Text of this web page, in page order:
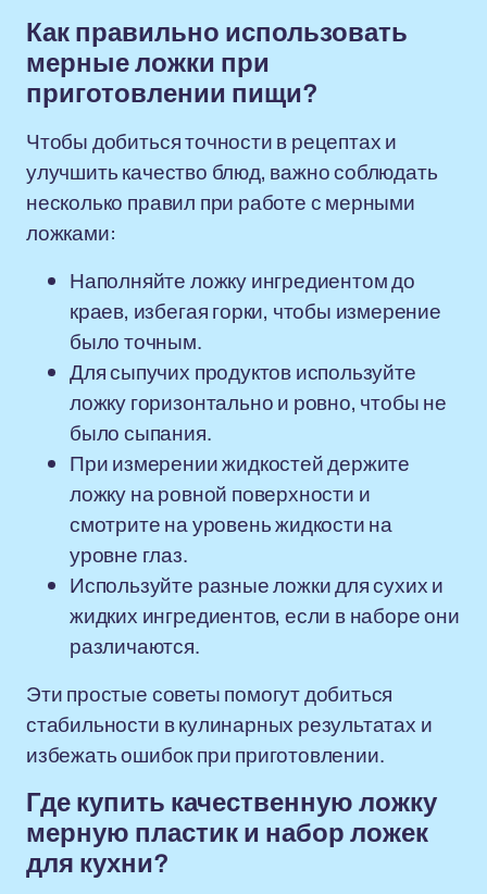
Как правильно использовать
мерные ложки при
приготовлении пищи?
Чтобы добиться точности в рецептах и
улучшить качество блюд, важно соблюдать
несколько правил при работе с мерными
ложками:
Наполняйте ложку ингредиентом до
краев, избегая горки, чтобы измерение
было точным.
Для сыпучих продуктов используйте
ложку горизонтально и ровно, чтобы не
было сыпания.
При измерении жидкостей держите
ложку на ровной поверхности и
смотрите на уровень жидкости на
уровне глаз.
Используйте разные ложки для сухих и
жидких ингредиентов, если в наборе они
различаются.
Эти простые советы помогут добиться
стабильности в кулинарных результатах и
избежать ошибок при приготовлении.
Где купить качественную ложку
мерную пластик и набор ложек
для кухни?